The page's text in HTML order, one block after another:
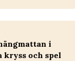
i
kryss och spel